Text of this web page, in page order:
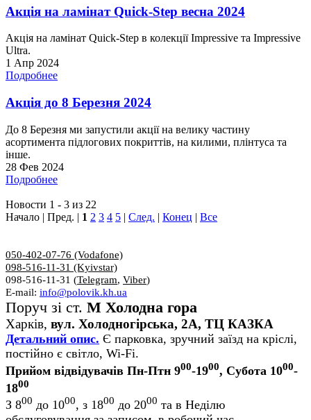
Акція на ламінат Quick-Step весна 2024
Акція на ламінат Quick-Step в колекції Impressive та Impressive
Ultra.
1 Апр 2024
Подробнее
Акція до 8 Березня 2024
До 8 Березня ми запустили акції на велику частину
асортимента підлогових покриттів, на килими, плінтуса та
інше.
28 Фев 2024
Подробнее
Новости 1 - 3 из 22
Начало | Пред. | 1 2 3 4 5 | След. | Конец | Все
050-402-07-76 (Vodafone)
098-516-11-31 (Kyivstar)
098-516-11-31 (Telegram, Viber)
E-mail: info@polovik.kh.ua
Поруч зі ст. М Холодна гора
Харків, вул. Холодногірська, 2А, ТЦ КАЗКА
Детальний опис. Є парковка, зручний заїзд на кріслі,
постійно є світло, Wi-Fi.
Прийом відвідувачів Пн-Птн 900-1900, Субота 1000-
1800
З 800 до 1000, з 1800 до 2000 та в Неділю